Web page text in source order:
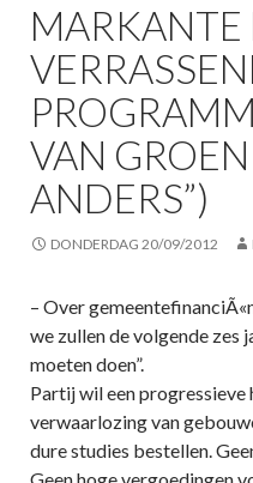
MARKANTE
VAN
ANDERS”)
DONDERDAG 20/09/2012
– Over
we zullen de volgende zes
moeten doen”.
Partij wil een progressieve
verwaarlozing van
dure studies bestellen.